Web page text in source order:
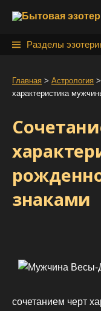
Разделы
Главная > Астрология >
характеристика
знаками
сочетанием черт